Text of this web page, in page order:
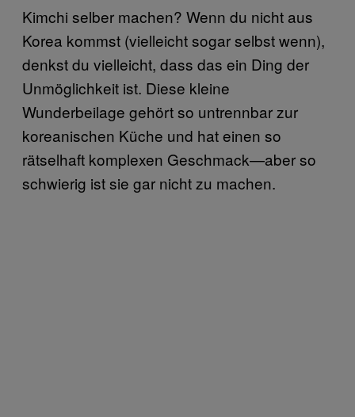
Kimchi selber machen? Wenn du nicht aus
Korea kommst (vielleicht sogar selbst wenn),
denkst du vielleicht, dass das ein Ding der
Unmöglichkeit ist. Diese kleine
Wunderbeilage gehört so untrennbar zur
koreanischen Küche und hat einen so
rätselhaft komplexen Geschmack—aber so
schwierig ist sie gar nicht zu machen.